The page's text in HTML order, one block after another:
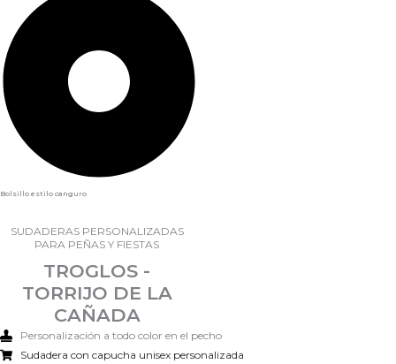
Bolsillo estilo canguro
SUDADERAS PERSONALIZADAS
PARA PEÑAS Y FIESTAS
TROGLOS -
TORRIJO DE LA
CAÑADA
Personalización a todo color en el pecho
Sudadera con capucha unisex personalizada